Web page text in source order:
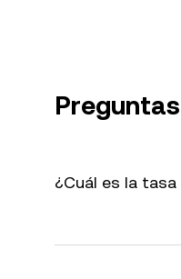
¿Cuál es la tasa